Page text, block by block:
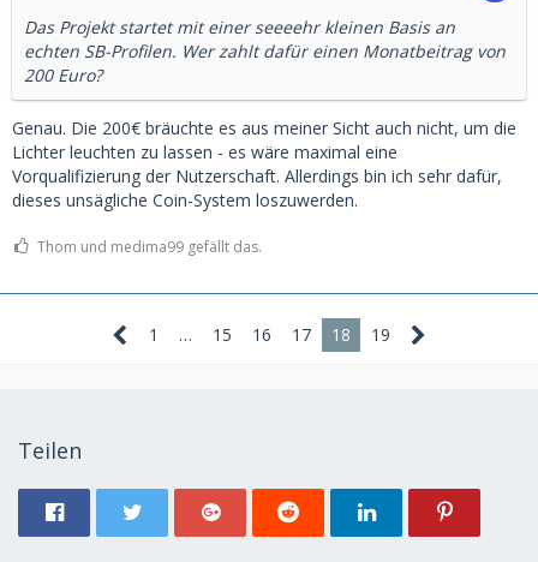
Das Projekt startet mit einer seeeehr kleinen Basis an
echten SB-Profilen. Wer zahlt dafür einen Monatbeitrag von
200 Euro?
Genau. Die 200€ bräuchte es aus meiner Sicht auch nicht, um die
Lichter leuchten zu lassen - es wäre maximal eine
Vorqualifizierung der Nutzerschaft. Allerdings bin ich sehr dafür,
dieses unsägliche Coin-System loszuwerden.
Thom und medima99 gefällt das.
1 … 15 16 17 18 19
Teilen